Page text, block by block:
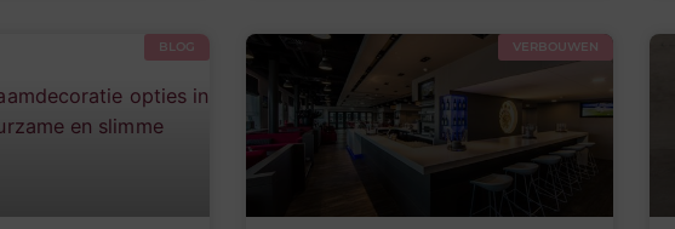
BLOG VERBOUWEN